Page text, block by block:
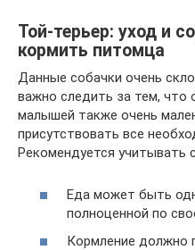
Той-терьер: уход и
кормить питомца
Данные собачки очень
важно следить за тем, что
малышей также очень
присутствовать все
Рекомендуется учитывать
Еда может быть
полноценной по
Кормление должно